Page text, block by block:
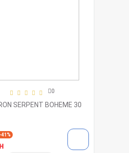
0
SERPENT BOHEME 30
-41%